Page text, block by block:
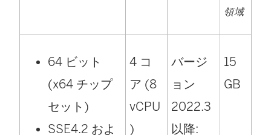
領域
64 ビット
(x64 チップ
セット)
SSE4.2 およ
4 コ
ア (8
vCPU
)
バージ
ョン
2022.3
以降:
15
GB